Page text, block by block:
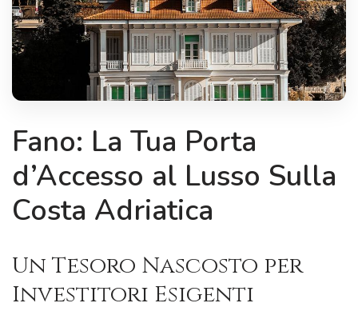
Fano: La Tua Porta
d’Accesso al Lusso Sulla
Costa Adriatica
Un Tesoro Nascosto per
Investitori Esigenti